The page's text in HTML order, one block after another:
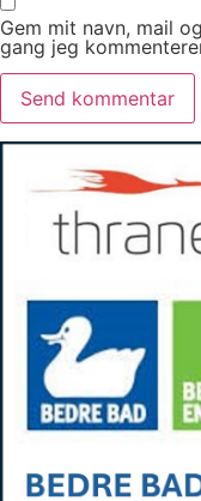
Gem mit navn, mail
gang jeg